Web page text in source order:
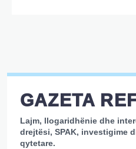
GAZETA
Lajm, llogaridhënie dhe
drejtësi, SPAK, investigime
qytetare.